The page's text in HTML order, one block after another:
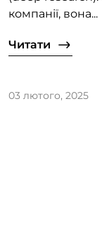
компанії, вона...
Читати
03 лютого, 2025